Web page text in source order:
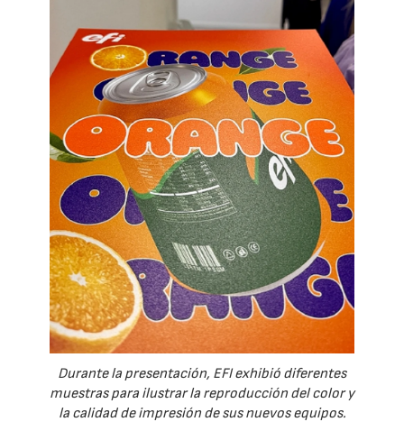
Durante la presentación, EFI exhibió diferentes
muestras para ilustrar la reproducción del color y
la calidad de impresión de sus nuevos equipos.